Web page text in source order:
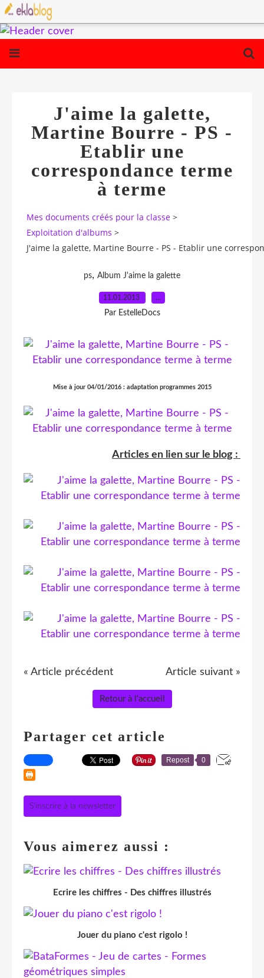
J'aime la galette,
Martine Bourre - PS -
Etablir une
correspondance terme
à terme
Mes documents créés pour la classe >
Exploitation d'albums >
J'aime la galette, Martine Bourre - PS - Etablir une
ps, Album J'aime la galette
11.01.2013 …
Par EstelleDocs
Mise à jour 04/01/2016 : adaptation programmes 2015
Articles en lien sur le blog :
« Article précédent Article suivant »
Retour à l'accueil
Partager cet article
Repost 0
S'inscrire à la newsletter
Vous aimerez aussi :
Ecrire les chiffres - Des chiffres illustrés
Jouer du piano c'est rigolo !